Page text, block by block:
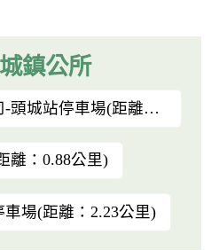
鎮公所
傳忠有限公司-頭城站停車場(距離：0.43公里)
離：0.88公里)
場(距離：2.23公里)